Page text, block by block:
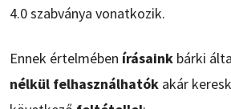
4.0 szabványa vonatkozik.
Ennek értelmében írásaink bárki
nélkül felhasználhatók akár